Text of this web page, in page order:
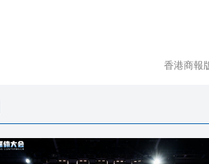
香港商報